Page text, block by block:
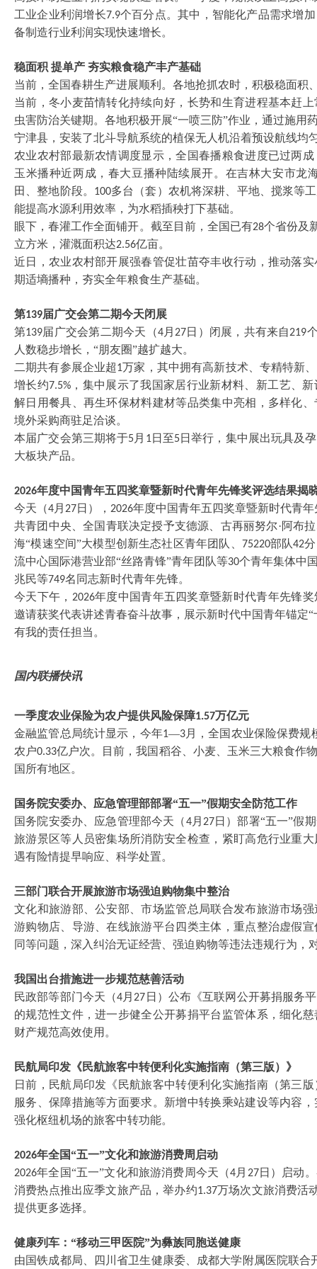
工业企业利润增长7.9个百分点。其中，智能化产品需求增
备制造行业利润实现快速增长。
稳面积 提单产 夯实粮食稳产丰产基础
当前，全国春耕生产进展顺利。各地抢抓农时，积极稳面积
当前，冬小麦苗情转化持续向好，长势和生育进程基本赶
虫害防治关键期。各地积极开展“一喷三防”作业，通过施用
宁津县，安装了北斗导航系统的植保无人机沿着预设航线均
农业农村部最新农情调度显示，全国春播粮食进度已过两
玉米播种近两成，春大豆播种陆续展开。在吉林大安市龙
田、整地阶段。 100多台（套）农机将深耕、平地、搅浆等
能提高水源利用效率，为水稻插秧打下基础。
眼下，春灌工作全面铺开。截至目前，全国已有28个省份及
立方米，灌溉面积达2.56亿亩。
近日，农业农村部开展强春管促壮苗夺丰收行动，推动落
期适墒播种，夯实全年粮食生产基础。
第139届广交会第二期今天闭展
第139届广交会第二期今天（4月 27日）闭展，共有来自219
人数稳步增长，“朋友圈”越扩越大。
二期共有参展企业超1万家，其中拥有高新技术、专精特新
增长约7.5% ，集中展示了我国家居行业新材料、新工艺、
解日用餐具、再生环保材料建材等品类集中亮相，多样化
境外采购商驻足洽谈。
本届广交会第三期将于5月 1 日至5日举行，集中展出玩具及
大板块产品。
2026年度中国青年五四奖章暨新时代青年先锋奖评选结果揭
今天（4月 27日）， 2026年度中国青年五四奖章暨新时代青
共青团中央、全国青联决定授予支德源、古再丽努尔·阿布
海“模速空间”大模型创新生态社区青年团队、
75220部队42
流中心国际港营业部“丝路青锋”青年团队等30个青年集体中
兆民等749名同志新时代青年先锋。
今天下午， 2026年度中国青年五四奖章暨新时代青年先锋
邀请获奖代表讲述青春奋斗故事，展示新时代中国青年锚定
有我的责任担当。
国内联播快讯
一季度农业保险为农户提供风险保障1.57万亿元
金融监管总局统计显示，今年1—3月，全国农业保险保费规
农户0.33亿户次。目前，我国稻谷、小麦、玉米三大粮食作
国所有地区。
国务院安委办、应急管理部部署“五一”假期安全防范工作
国务院安委办、应急管理部今天（4月 27日）部署“五一”假
旅游景区等人员密集场所消防安全检查，紧盯高危行业重
遇有险情提早响应、科学处置。
三部门联合开展旅游市场强迫购物集中整治
文化和旅游部、公安部、市场监管总局联合发布旅游市场
游购物店、导游、在线旅游平台四类主体，重点整治虚假
同等问题，深入纠治无证经营、强迫购物等违法违规行为，
我国出台措施进一步规范慈善活动
民政部等部门今天（4月 27 日）公布《互联网公开募捐服务
的规范性文件，进一步健全公开募捐平台监管体系，细化
财产规范高效使用。
民航局印发《民航旅客中转便利化实施指南（第三版）》
日前，民航局印发《民航旅客中转便利化实施指南（第三
服务、保障措施等方面要求。新增中转换乘站建设等内容
强化枢纽机场的旅客中转功能。
2026年全国“五一”文化和旅游消费周启动
2026年全国“五一”文化和旅游消费周今天（4月 27日）启动
消费热点推出应季文旅产品，举办约1.37万场次文旅消费活
提供更多选择。
健康列车： “移动三甲医院”为彝族同胞送健康
由国铁成都局、四川省卫生健康委、成都大学附属医院联合